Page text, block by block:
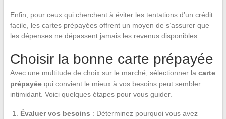
Enfin, pour ceux qui cherchent à éviter les tentations d’un crédit
facile, les cartes prépayées offrent un moyen de s’assurer que
les dépenses ne dépassent jamais les revenus disponibles.
Choisir la bonne carte prépayée
Avec une multitude de choix sur le marché, sélectionner la carte
prépayéequi convient le mieux à vos besoins peut sembler
intimidant. Voici quelques étapes pour vous guider.
Évaluer vos besoins : Déterminez pourquoi vous avez